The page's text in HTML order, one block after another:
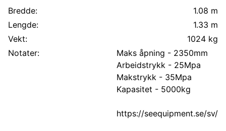
Bredde:
1.08 m
Lengde:
1.33 m
Vekt:
1024 kg
Notater:
Maks åpning - 2350mm
Arbeidstrykk - 25Mpa
Makstrykk - 35Mpa
Kapasitet - 5000kg
https://seequipment.se/sv/